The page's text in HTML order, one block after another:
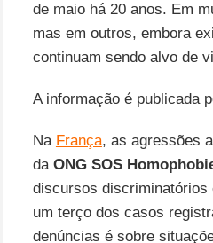
de maio há 20 anos. Em
mas em outros, embora
continuam sendo alvo de
A informação é publicada
Na França, as agressões
da ONG SOS
discursos discriminatórios
um terço dos casos
denúncias é sobre